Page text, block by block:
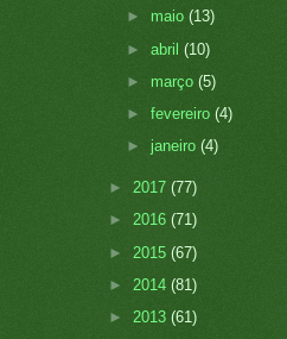
► maio(13)
►abril(10)
► março(5)
►fevereiro(4)
►janeiro(4)
► 2017 (77)
► 2016 (71)
► 2015 (67)
► 2014 (81)
► 2013 (61)